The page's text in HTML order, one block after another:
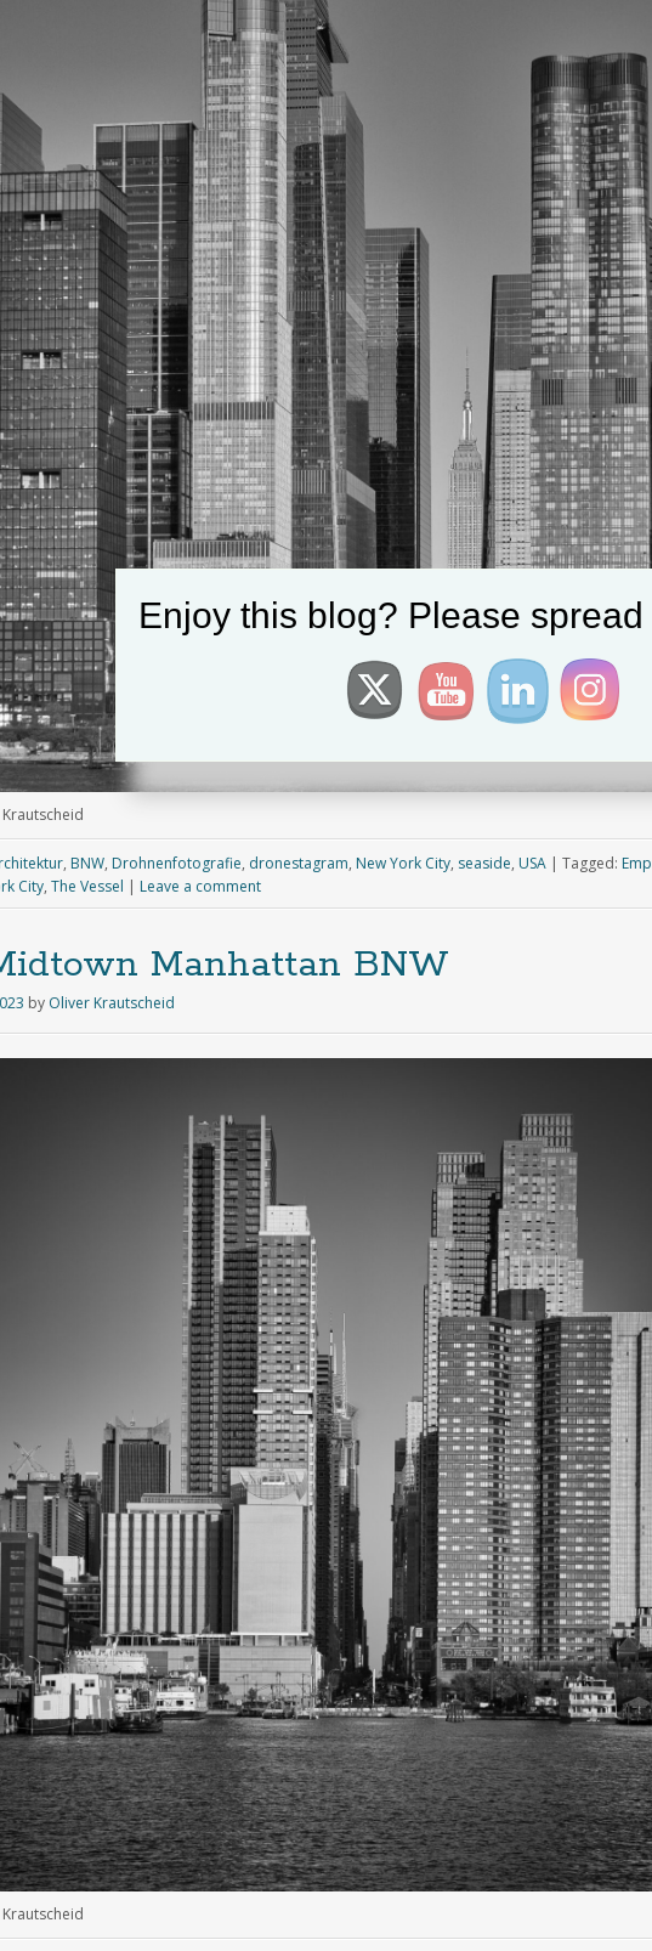
, BNW, Drohnenfotografie, dronestagram, New York City, seaside, USA | Tagged:
City, The Vessel | Leave a comment
Manhattan BNW
by Oliver Krautscheid
Enjoy this blog? Please